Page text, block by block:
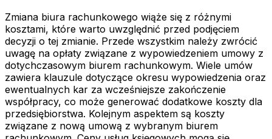
Zmiana biura rachunkowego wiąże się z różnymi
kosztami, które warto uwzględnić przed podjęciem
decyzji o tej zmianie. Przede wszystkim należy zwrócić
uwagę na opłaty związane z wypowiedzeniem umowy z
dotychczasowym biurem rachunkowym. Wiele umów
zawiera klauzule dotyczące okresu wypowiedzenia oraz
ewentualnych kar za wcześniejsze zakończenie
współpracy, co może generować dodatkowe koszty dla
przedsiębiorstwa. Kolejnym aspektem są koszty
związane z nową umową z wybranym biurem